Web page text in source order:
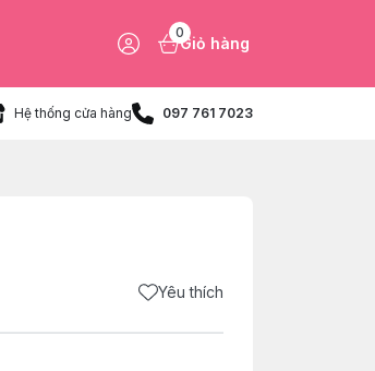
0
Giỏ hàng
Hệ thống cửa hàng 097 761 7023
Yêu thích